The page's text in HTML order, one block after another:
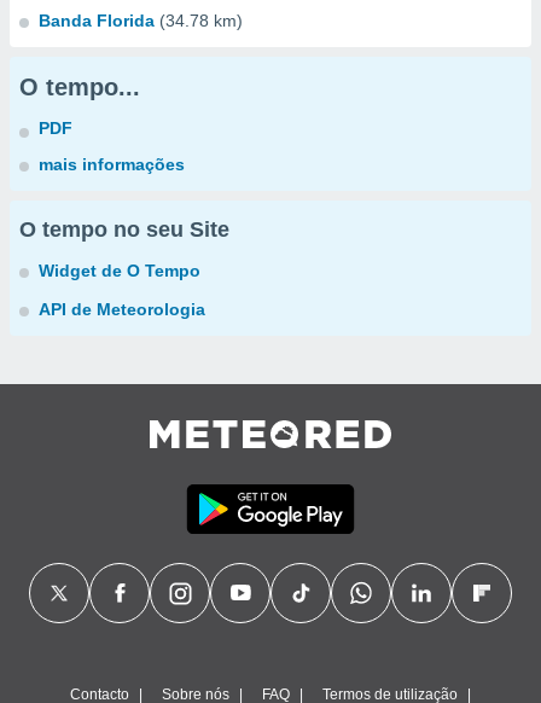
Banda Florida (34.78 km)
O tempo...
PDF
mais informações
O tempo no seu Site
Widget de O Tempo
API de Meteorologia
Contacto Sobre nós FAQ Termos de utilização